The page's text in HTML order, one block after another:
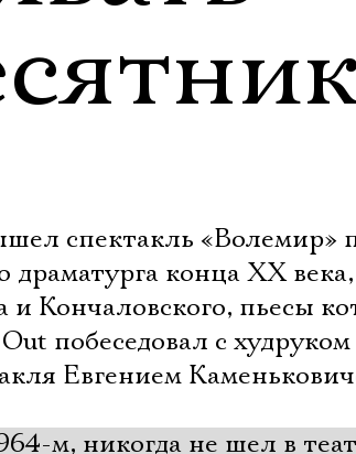
спектакль «Волемир»
конца XX века,
и Кончаловского, пьесы
побеседовал с худруком
Евгением
м, никогда не шел в